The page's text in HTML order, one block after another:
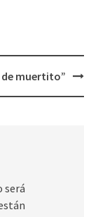
de muertito”
será